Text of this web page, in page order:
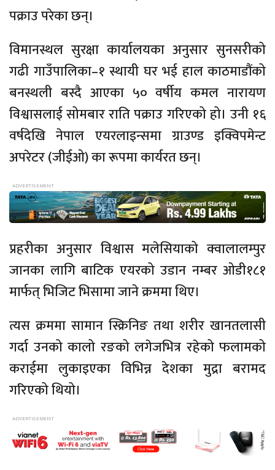
पक्राउ परेका छन्।
विमानस्थल सुरक्षा कार्यालयका अनुसार सुनसरीको
गढी गाउँपालिका–१ स्थायी घर भई हाल काठमाडौंको
बनस्थली बस्दै आएका ५० वर्षीय कमल नारायण
विश्वासलाई सोमबार राति पक्राउ गरिएको हो। उनी १६
वर्षदेखि नेपाल एयरलाइन्समा ग्राउण्ड इक्विपमेन्ट
अपरेटर (जीईओ) का रूपमा कार्यरत छन्।
प्रहरीका अनुसार विश्वास मलेसियाको क्वालालम्पुर
जानका लागि बाटिक एयरको उडान नम्बर ओडी१८१
मार्फत् भिजिट भिसामा जाने क्रममा थिए।
त्यस क्रममा सामान स्क्रिनिङ तथा शरीर खानतलासी
गर्दा उनको कालो रङको लगेजभित्र रहेको फलामको
कराईमा लुकाइएका विभिन्न देशका मुद्रा बरामद
गरिएको थियो।